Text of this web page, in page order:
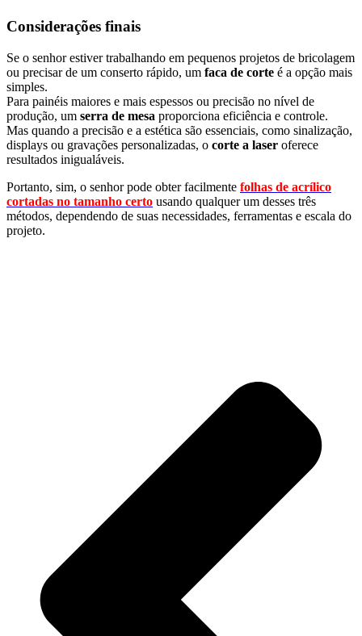
Considerações finais
Se o senhor estiver trabalhando em pequenos projetos de bricolagem
ou precisar de um conserto rápido, um faca de corte é a opção mais
simples.
Para painéis maiores e mais espessos ou precisão no nível de
produção, um serra de mesa proporciona eficiência e controle.
Mas quando a precisão e a estética são essenciais, como sinalização,
displays ou gravações personalizadas, o corte a laser oferece
resultados inigualáveis.
Portanto, sim, o senhor pode obter facilmente folhas de acrílico
cortadas no tamanho certo usando qualquer um desses três
métodos, dependendo de suas necessidades, ferramentas e escala do
projeto.